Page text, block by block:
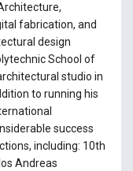
fabrication, and
design
School of
studio in
to running his
success
including: 10th
Andreas